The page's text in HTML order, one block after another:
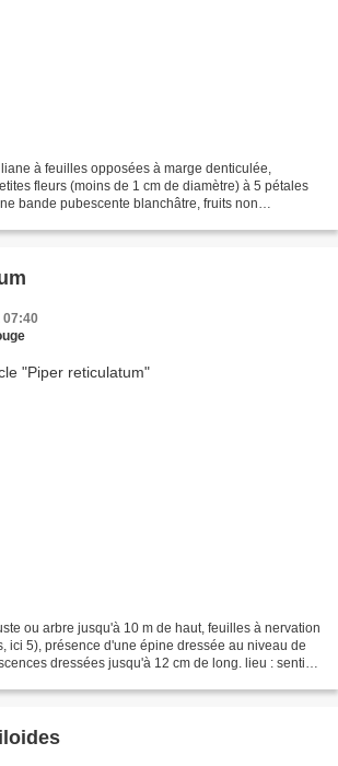
à feuilles opposées à marge denticulée,
fleurs (moins de 1 cm de diamètre) à 5 pétales
bande pubescente blanchâtre, fruits non
07:40
ou arbre jusqu'à 10 m de haut, feuilles à nervation
ici 5), présence d'une épine dressée au niveau de
dressées jusqu'à 12 cm de long. lieu : sentier